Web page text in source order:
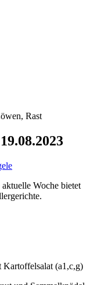
Woche bietet
Kartoffelsalat (a1,c,g)